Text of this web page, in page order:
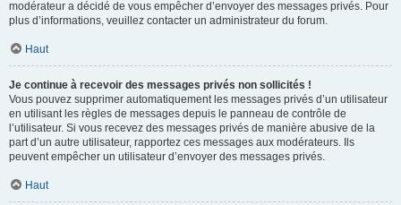
modérateur a décidé de vous empêcher d’envoyer des messages privés. Pour
plus d’informations, veuillez contacter un administrateur du forum.
Haut
Je continue à recevoir des messages privés non sollicités !
Vous pouvez supprimer automatiquement les messages privés d’un utilisateur
en utilisant les règles de messages depuis le panneau de contrôle de
l’utilisateur. Si vous recevez des messages privés de manière abusive de la
part d’un autre utilisateur, rapportez ces messages aux modérateurs. Ils
peuvent empêcher un utilisateur d’envoyer des messages privés.
Haut